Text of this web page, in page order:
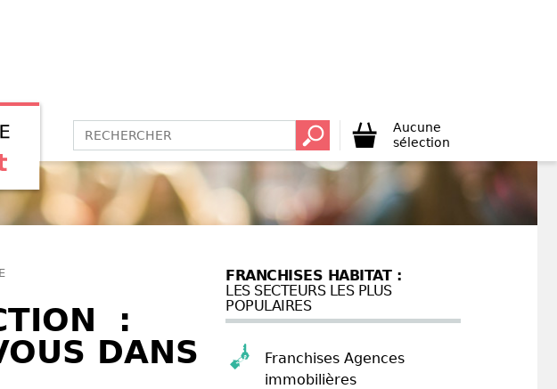
Aucune
sélection
:
DANS
FRANCHISES HABITAT :
LES SECTEURS LES PLUS
POPULAIRES
Franchises Agences
immobilières